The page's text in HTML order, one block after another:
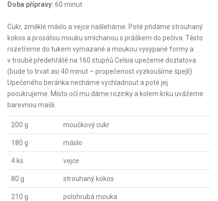
Doba přípravy: 60 minut
Cukr, změklé máslo a vejce našleháme. Poté přidáme strouhaný
kokos a prosátou mouku smíchanou s práškem do pečiva. Těsto
rozetřeme do tukem vymazané a moukou vysypané formy a
v troubě předehřáté na 160 stupňů Celsia upečeme dozlatova
(bude to trvat asi 40 minut – propečenost vyzkoušíme špejlí).
Upečeného beránka necháme vychladnout a poté jej
pocukrujeme. Místo očí mu dáme rozinky a kolem krku uvážeme
barevnou mašli.
200 g moučkový cukr
180 g máslo
4 ks vejce
80 g strouhaný kokos
210 g polohrubá mouka